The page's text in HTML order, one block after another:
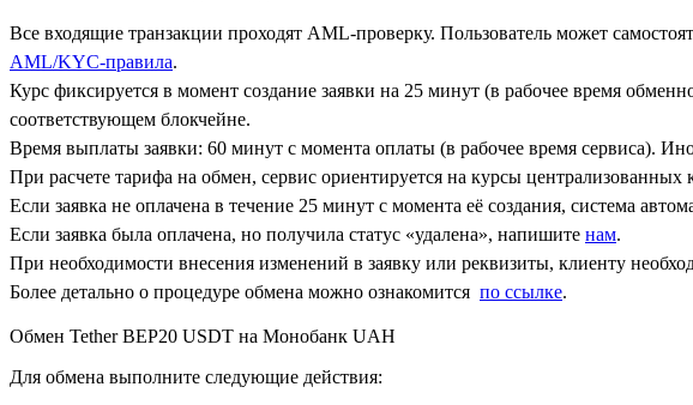
Все входящие транзакции проходят AML-проверку. Пользователь может
AML/KYC-правила.
Курс фиксируется в момент создание заявки на 25 минут (в рабочее время
соответствующем блокчейне.
Время выплаты заявки: 60 минут с момента оплаты (в рабочее время сервиса).
При расчете тарифа на обмен, сервис ориентируется на курсы
Если заявка не оплачена в течение 25 минут с момента её создания, система
Если заявка была оплачена, но получила статус «удалена», напишите нам.
При необходимости внесения изменений в заявку или реквизиты, клиенту
Более детально о процедуре обмена можно ознакомится по ссылке.
Обмен Tether BEP20 USDT на Монобанк UAH
Для обмена выполните следующие действия: